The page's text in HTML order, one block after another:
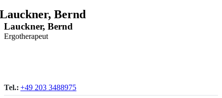
Lauckner, Bernd
Lauckner, Bernd
Ergotherapeut
Tel.: +49 203 3488975